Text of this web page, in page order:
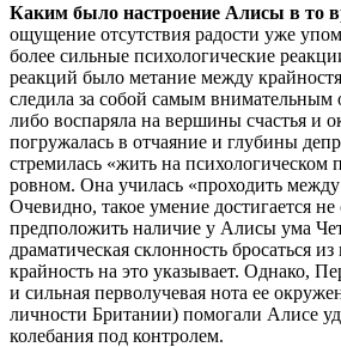
Каким было настроение Алисы в то
ощущение отсутствия радости уже
более сильные психологические
реакций было метание между
следила за собой самым внимательным
либо воспаряла на вершины счастья и
погружалась в отчаяние и глубины
стремилась «жить на психологическом
ровном. Она училась «проходить
Очевидно, такое умение достигается
предположить наличие у Алисы ума
драматическая склонность бросаться
крайность на это указывает. Однако,
и сильная перволучевая нота ее
личности Британии) помогали Алисе
колебания под контролем.